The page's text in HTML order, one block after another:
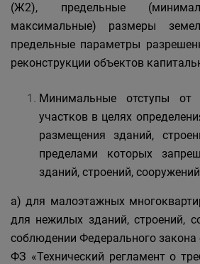
(Ж2), предельные
максимальные) размеры
предельные параметры
реконструкции объектов
Минимальные отступы от
участков в целях
размещения зданий,
пределами которых
зданий, строений,
а) для малоэтажных
для нежилых зданий, строений,
соблюдении Федерального
ФЗ «Технический регламент о